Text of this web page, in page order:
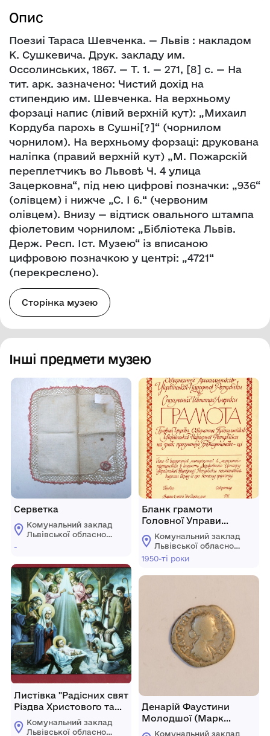
Опис
Поезиі Тараса Шевченка. — Львів : накладом
К. Сушкевича. Друк. закладу им.
Оссолинських, 1867. — Т. 1. — 271, [8] с. — На
тит. арк. зазначено: Чистий дохід на
стипендию им. Шевченка. На верхньому
форзаці напис (лівий верхній кут): „Михаил
Кордуба парохь в Сушні[?]“ (чорнилом
чорнилом). На верхньому форзаці: друкована
наліпка (правий верхній кут) „М. Пожарскій
переплетчикъ во Львовѣ Ч. 4 улица
Зацерковна“, під нею цифрові позначки: „936“
(олівцем) і нижче „С. І 6.“ (червоним
олівцем). Внизу — відтиск овального штампа
фіолетовим чорнилом: „Бібліотека Львів.
Держ. Респ. Іст. Музею“ із вписаною
цифровою позначкою у центрі: „4721“
(перекреслено).
Сторінка музею
Інші предмети музею
Серветка
Комунальний заклад
Львівської обласної
-
Листівка "Радісних свят
Різдва Христового та
щасливого Нового
Року!"
Комунальний заклад
Львівської обласної
Бланк грамоти
Головної Управи
Об’єднання
Прихильників
Української Народної
Республіки в США за
підтримку ДЦ УНР.
Комунальний заклад
Львівської обласної
ради "Львівський
історичний музей"
1950-ті роки
Денарій Фаустини
Молодшої (Марк
Аврелій для Фаустини
Комунальний заклад